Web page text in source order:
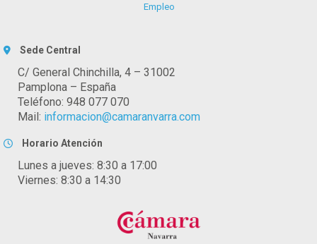
Empleo
Sede Central
C/ General Chinchilla, 4 – 31002
Pamplona – España
Teléfono: 948 077 070
Mail: informacion@camaranvarra.com
Horario Atención
Lunes a jueves: 8:30 a 17:00
Viernes: 8:30 a 14:30